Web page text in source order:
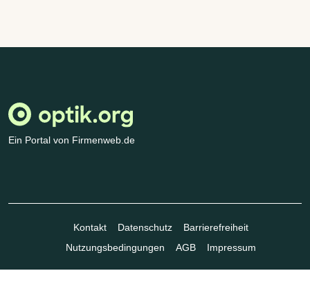
Ein Portal von Firmenweb.de
Kontakt Datenschutz
Barrierefreiheit
Nutzungsbedingungen
AGB Impressum